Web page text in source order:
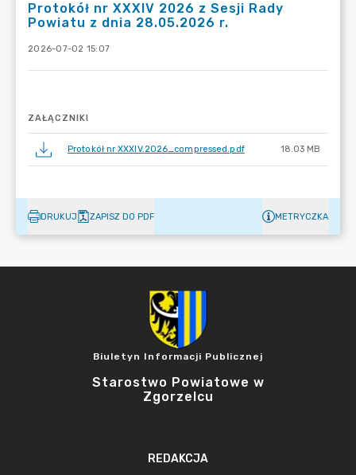
Protokół nr XXXIV 2026 z Sesji Rady
Powiatu z dnia 28.05.2026 r.
2026-07-02 15:07
ZAŁĄCZNIKI
Protokół nr XXXIV.2026_compressed.pdf 18.03 MB
DRUKUJ ZAPISZ DO PDF METRYCZKA
Biuletyn Informacji Publicznej
Starostwo Powiatowe w
Zgorzelcu
REDAKCJA